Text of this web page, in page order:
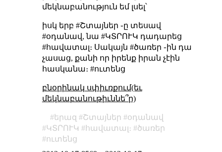
մեկնաբանություն եմ լսել՝
իսկ երբ #Շտայներ ֊ը տեսավ
#օդանավ, նա #ԿՏՐՈՒԿ դադարեց
#հավատալ։ Սակայն #ծառեր ֊ին դա
չասաց, քանի որ իրենք իրան չէին
հասկանա։ #ուտենց
բնօրինակ սփիւռքում(եւ
մեկնաբանութիւննե՞ր)
երազ Շտայներ
օդանավ
ԿՏՐՈՒԿ
հավատալ։
ծառեր
ուտենց